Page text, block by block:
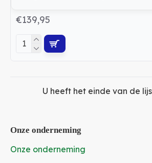
€139,95
U heeft het einde van de
Onze onderneming
Onze onderneming